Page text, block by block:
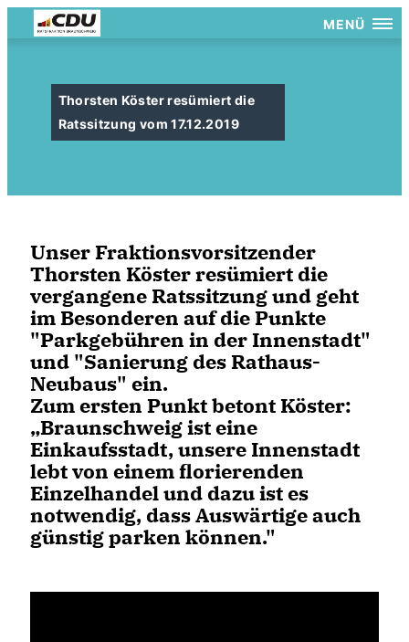
MENÜ
Thorsten Köster resümiert die
Ratssitzung vom 17.12.2019
Unser Fraktionsvorsitzender
Thorsten Köster resümiert die
vergangene Ratssitzung und geht
im Besonderen auf die Punkte
"Parkgebühren in der Innenstadt"
und "Sanierung des Rathaus-
Neubaus" ein.
Zum ersten Punkt betont Köster:
Braunschweig ist eine
Einkaufsstadt, unsere Innenstadt
lebt von einem florierenden
Einzelhandel und dazu ist es
notwendig, dass Auswärtige auch
günstig parken können."